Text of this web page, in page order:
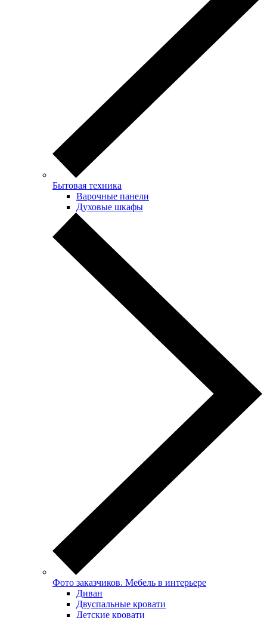
Бытовая техника
Варочные панели
Духовые шкафы
Фото заказчиков. Мебель в интерьере
Диван
Двуспальные кровати
Детские кровати